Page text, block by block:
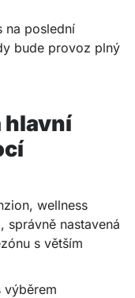
na poslední
bude provoz plný
hlavní
wellness
správně nastavená
s větším
výběrem